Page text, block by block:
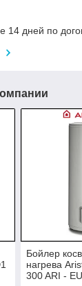
14 дней по
Бойлер
нагрева
300 ARI -